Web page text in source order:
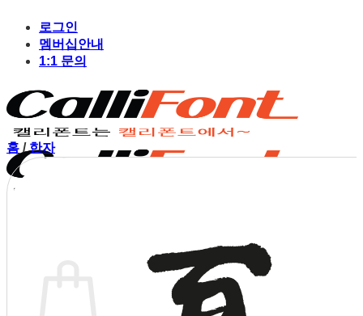
content
로그인
멤버십안내
1:1 문의
홈 / 한자